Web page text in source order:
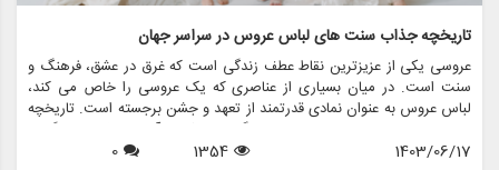
تاریخچه جذاب سنت های لباس عروس در سراسر جهان
عروسی یکی از عزیزترین نقاط عطف زندگی است که غرق در عشق، فرهنگ و
سنت است. در میان بسیاری از عناصری که یک عروسی را خاص می کند،
لباس عروس به عنوان نمادی قدرتمند از تعهد و جشن برجسته است. تاریخچه
سنت های لباس عروس به اندازه فرهنگ هایی که از آن سرچشمه می گیرند
متنوع است و ارزش های اجتماعی، آداب و رسوم منطقه ای و داستان های
1403/06/17
1354
0